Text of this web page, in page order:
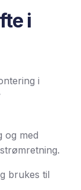
i
i
og med
brukes til